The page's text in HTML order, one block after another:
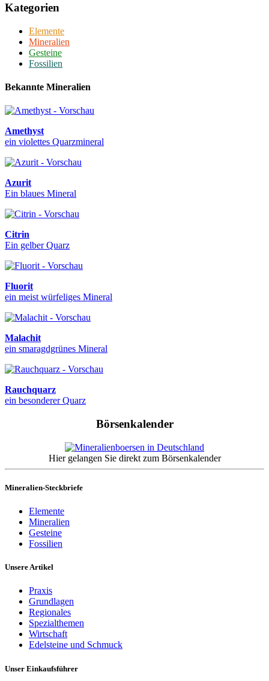
Kategorien
Elemente
Mineralien
Gesteine
Fossilien
Bekannte Mineralien
Amethyst
ein violettes Quarzmineral
Azurit
Ein blaues Mineral
Citrin
Ein gelber Quarz
Fluorit
ein meist würfeliges Mineral
Malachit
ein smaragdgrünes Mineral
Rauchquarz
ein besonderer Quarz
Börsenkalender
Hier gelangen Sie direkt zum Börsenkalender
Mineralien-Steckbriefe
Elemente
Mineralien
Gesteine
Fossilien
Unsere Artikel
Praxis
Grundlagen
Regionales
Spezialthemen
Wirtschaft
Edelsteine und Schmuck
Unser Einkaufsführer